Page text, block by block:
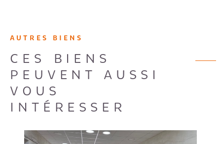
AUTRES BIENS
CES BIENS
PEUVENT AUSSI
VOUS
INTÉRESSER